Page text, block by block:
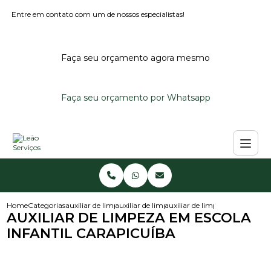
Entre em contato com um de nossos especialistas!
Faça seu orçamento agora mesmo
Faça seu orçamento por Whatsapp
HomeCategoriasauxiliar de limpezaauxiliar de limpeza em crecheauxiliar de limpeza em escola
AUXILIAR DE LIMPEZA EM ESCOLA
INFANTIL CARAPICUÍBA